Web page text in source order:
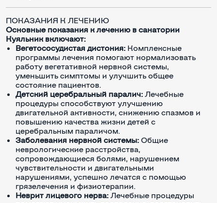
ПОКАЗАНИЯ К ЛЕЧЕНИЮ
Основные показания к лечению в санатории
Куяльник включают:
Вегетососудистая дистония: Комплексные
программы лечения помогают нормализовать
работу вегетативной нервной системы,
уменьшить симптомы и улучшить общее
состояние пациентов.
Детский церебральный паралич: Лечебные
процедуры способствуют улучшению
двигательной активности, снижению спазмов и
повышению качества жизни детей с
церебральным параличом.
Заболевания нервной системы: Общие
неврологические расстройства,
сопровождающиеся болями, нарушением
чувствительности и двигательными
нарушениями, успешно лечатся с помощью
грязелечения и физиотерапии.
Неврит лицевого нерва: Лечебные процедуры